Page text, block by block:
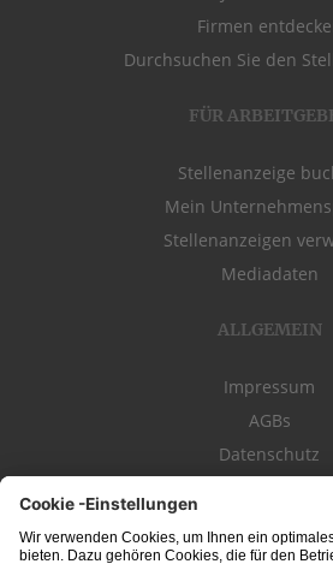
Firmen
Durchsuchen Sie den
FÜR
Stellenanzeige
Mein
Stellenanzeigen
Mediadaten
ALLGEMEIN
Impressum
AGBs
Datenschutz